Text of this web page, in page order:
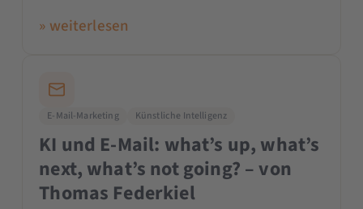
» weiterlesen
E-Mail-Marketing Künstliche Intelligenz
KI und E-Mail: what’s up, what’s
next, what’s not going? – von
Thomas Federkiel